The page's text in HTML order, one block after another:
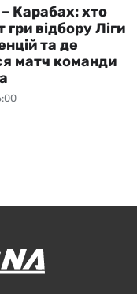
Карабах: хто
відбору Ліги
та де
матч команди